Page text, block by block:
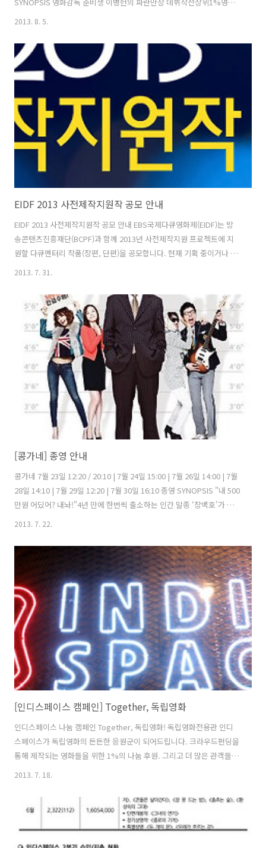
인도 다 겪은 리얼 충무로 스토리가 펼쳐진다! 신인감독의 영화 준비과정
다. 그러나 예상과는 다르게 병헌씨는 그야말로 게으름과 나태함의 표본!
하루도 빠짐없이 술을 마시고, 잠에서 깨어 한글파일을 여는 데까지 걸리
는 시간은 무려 8시간 이상, 어렵게 노트북 앞에 앉아도 1시간 넘게 영화
PD 범수와 아직 데뷔 ..
2013. 8. 5.
EIDF 2013 사전제작지원작 공모 안내
EIDF 2013 사전제작지원작 공모 안내 EBS국제다큐영화제(EIDF)는 방
송콘텐츠진흥재단(BCPF)과 함께 2013년 사전제작지원 프로젝트에 지
원할 다큐멘터리 작품(장편, 단편)을 공모합니다. 현재 기획 중이거나 제
작 중인 작품 모두 지원 가능합니다. 역량 있는 인재들의 많은 지원을 기
큐영화제(EIDF), 방송콘텐츠진흥재단(BCPF) 2. 공모분야 (1) 장편다큐
멘터리 부문 ○ 러닝타임 60분 이상의 HD급 다큐멘터리 ○ 45분 이상
~60분미만의 중편 다큐도 장편다큐멘터리에 포함 (기존 작품을 재구성
한 작품은 제외) (2) 단편다큐멘터리 부문 ○ 러닝타임 45분 이하의 HD
급 다큐멘터리 (기존 작품을 재구성한 작품은 제외) 3..
2013. 7. 31.
[콩가네] 종영 안내
콩가네 7월 23일 12:20 / 20:10 | 7월 24일 15:00 | 7월 26일 14:00 | 7월
28일 14:10 | 7월 29일 12:20 | 7월 30일 16:10 종영 SYNOPSIS "내 500
만원 어딨어? 내놔!"4년 만에 한번씩 출소하는 인간 말종 ‘장백호’가 뿔
매와 아내의 행적을 뒤쫓게 되고 아무리 뭉치려 해도 뭉쳐지지 않는 콩가
루 가족들의 비밀은 속속 드러나기 시작하는데..... INFORMATION 제목:
감독: 남기웅출연: 김병옥, 윤다경, 심은진, 서효명, 김동범제작: ㈜이웃
엔터테인먼트제공: ㈜ 캐피탈원장르: 신개념 난장 코미디러닝타..
2013. 7. 22.
[인디스페이스 캠페인] Together, 독립영화
인디스페이스 나눔 캠페인 Together, 독립영화! 독립영화전용관 인디
스페이스가 독립영화의 든든한 응원군이 되어드립니다. 크라우드펀딩을
통해 제작되는 영화들을 위한 1%의 나눔 후원. 그리고 더 많은 관객들과
함께 하기 위한 홍보 후원까지, 인디스페이스와 함께 한국영화의 든든한
스가 입장수익의 1%를 돌려드립니다. 현재 크라우드펀딩을 통해 후원/
투자를 기다리는 독립영화에 매달 1편 이상 인디스페이스 수익의 1%를
후원합니다. Support 02. 독립영화 제작/투자 정보를 홍보하고 싶다면
인디스페이스의 문을 두드려주세요. 인디스페이스가 독립영화의 홍보를
2013. 7. 18.